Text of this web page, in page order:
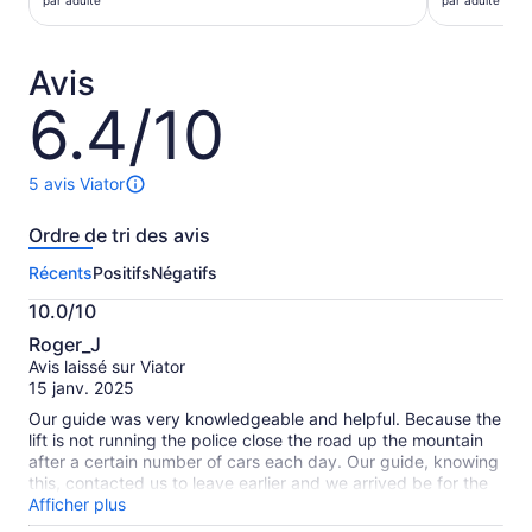
de 32 $ CA.
adulte
de 143 $
Avis
6.4/10
6.4
sur
10
5 avis Viator
Il
a
sur
cette
activité.
Plus
de
renseignements
les
avis
vérifiés
Ordre de tri des avis
RécentsPositifsNégatifs
10.0/10
10.0
sur
10
Roger_J
Avis laissé sur Viator
15 janv. 2025
Our guide was very knowledgeable and helpful. Because the
lift is not running the police close the road up the mountain
after a certain number of cars each day. Our guide, knowing
this, contacted us to leave earlier and we arrived be for the
road closed and before the trail was busy.
Afficher plus